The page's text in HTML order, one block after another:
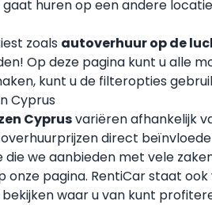
gaat huren op een andere
zoals autoverhuur op de
Op deze pagina kunt u alle
kunt u de filteropties
Cyprus
Cyprusvariëren afhankelijk
direct
die we aanbieden met vele
onze pagina. RentiCar staat
waar u van kunt